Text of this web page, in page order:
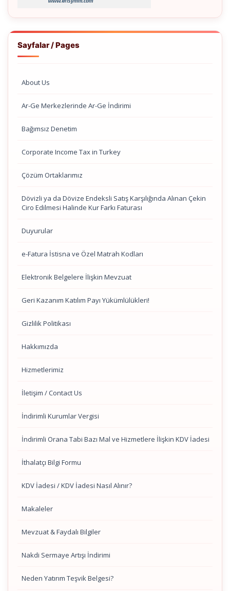
Sayfalar / Pages
About Us
Ar-Ge Merkezlerinde Ar-Ge İndirimi
Bağımsız Denetim
Corporate Income Tax in Turkey
Çözüm Ortaklarımız
Dövizli ya da Dövize Endeksli Satış Karşılığında Alınan Çekin
Ciro Edilmesi Halinde Kur Farkı Faturası
Duyurular
e-Fatura İstisna ve Özel Matrah Kodları
Elektronik Belgelere İlişkin Mevzuat
Geri Kazanım Katılım Payı Yükümlülükleri!
Gizlilik Politikası
Hakkımızda
Hizmetlerimiz
İletişim / Contact Us
İndirimli Kurumlar Vergisi
İndirimli Orana Tabi Bazı Mal ve Hizmetlere İlişkin KDV İadesi
İthalatçı Bilgi Formu
KDV İadesi / KDV İadesi Nasıl Alınır?
Makaleler
Mevzuat & Faydalı Bilgiler
Nakdi Sermaye Artışı İndirimi
Neden Yatırım Teşvik Belgesi?